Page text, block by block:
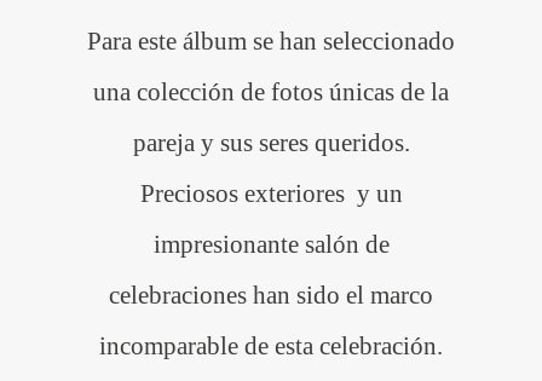
Para este álbum se han seleccionado
una colección de fotos únicas de la
pareja y sus seres queridos.
Preciosos exteriores y un
impresionante salón de
celebraciones han sido el marco
incomparable de esta celebración.